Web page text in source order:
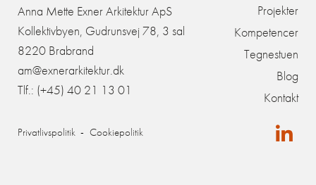
Anna Mette Exner Arkitektur ApS
Kollektivbyen, Gudrunsvej 78, 3 sal
8220 Brabrand
am@exnerarkitektur.dk
Tlf.: (+45) 40 21 13 01
Projekter
Kompetencer
Tegnestuen
Blog
Kontakt
Privatlivspolitik Cookiepolitik